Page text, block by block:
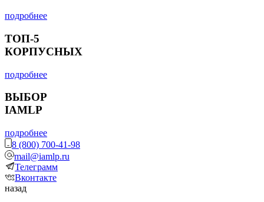
подробнее
ТОП-5
КОРПУСНЫХ
подробнее
ВЫБОР
IAMLP
подробнее
8 (800) 700-41-98
mail@iamlp.ru
Телеграмм
Вконтакте
назад